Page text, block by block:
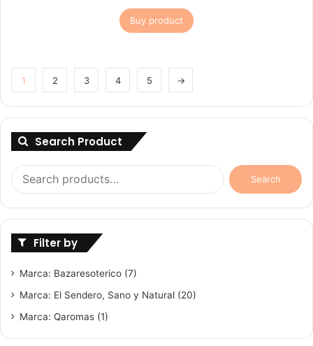
Buy product
1 2 3 4 5 →
Search Product
Search
for:
Search
Filter by
Marca: Bazaresoterico (7)
Marca: El Sendero, Sano y Natural (20)
Marca: Qaromas (1)